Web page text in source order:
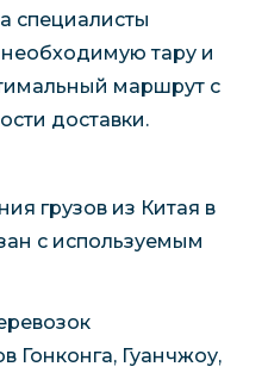
специалисты
тару и
маршрут с
доставки.
грузов из Китая в
с используемым
Гонконга, Гуанчжоу,